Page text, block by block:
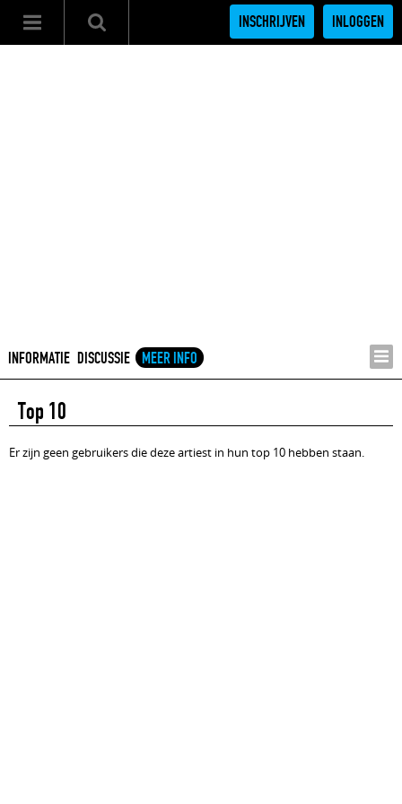
INSCHRIJVEN INLOGGEN
INFORMATIE DISCUSSIE MEER INFO
Top 10
Er zijn geen gebruikers die deze artiest in hun top 10 hebben staan.